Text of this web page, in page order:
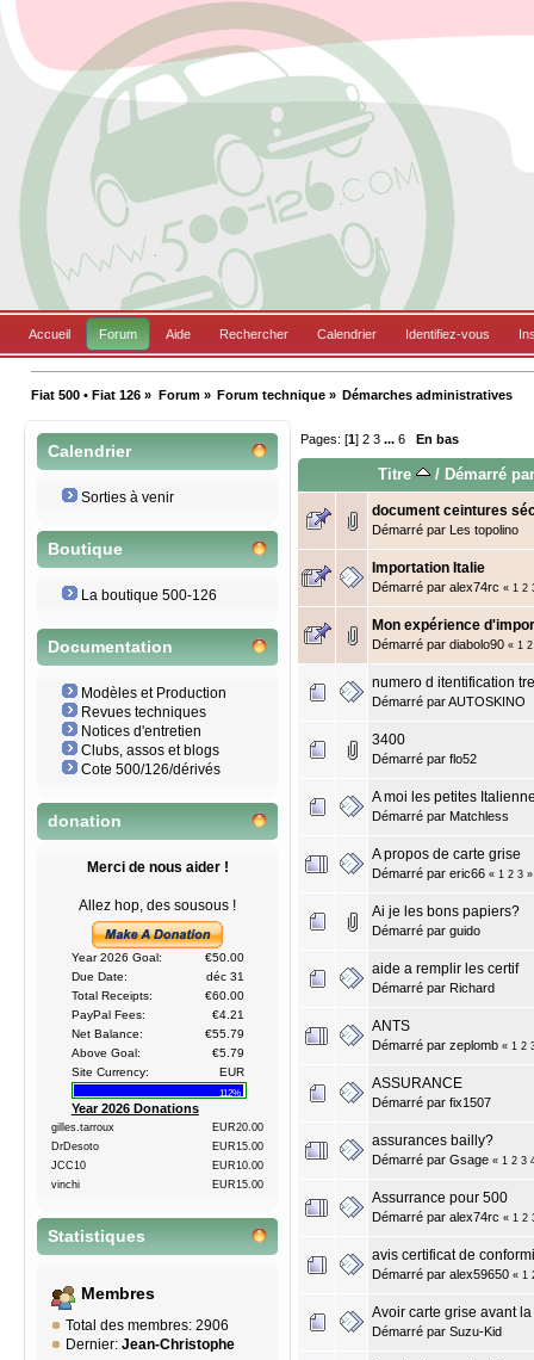
Accueil Forum Aide Rechercher Calendrier Identifiez-vous
Fiat 500 • Fiat 126 » Forum» Forum technique» Démarches administratives
Calendrier
Sorties à venir
Boutique
La boutique 500-126
Documentation
Modèles et Production
Revues techniques
Notices d'entretien
Clubs, assos et blogs
Cote 500/126/dérivés
donation
Merci de nous aider !
Allez hop, des sousous !
Year 2026 Goal:
€50.00
Due Date:
déc 31
Total Receipts:
€60.00
PayPal Fees:
€4.21
Net Balance:
€55.79
Above Goal:
€5.79
Site Currency:
EUR
112%
Year 2026 Donations
gilles.tarroux
EUR20.00
DrDesoto
EUR15.00
JCC10
EUR10.00
vinchi
EUR15.00
Statistiques
Membres
Total des membres: 2906
Dernier: Jean-Christophe
Pages: [1]2 3 ...6 En bas
Titre / Démarré
document ceintures
Démarré par Les topolino
Importation Italie
Démarré par alex74rc « 1 2
Mon expérience
Démarré par diabolo90 « 1 2
numero d itentification
Démarré parAUTOSKINO
3400
Démarré par flo52
A moi les petites
Démarré par Matchless
A propos de carte grise
Démarré par eric66 « 1 2 3 »
Ai je les bons papiers?
Démarré par guido
aide a remplir les certif
Démarré par Richard
ANTS
Démarré par zeplomb « 1 2
ASSURANCE
Démarré par fix1507
assurances bailly?
Démarré par Gsage « 1 2 3
Assurrance pour 500
Démarré par alex74rc « 1 2
avis certificat de
Démarré par alex59650 « 1
Avoir carte grise avant
Démarré par Suzu-Kid